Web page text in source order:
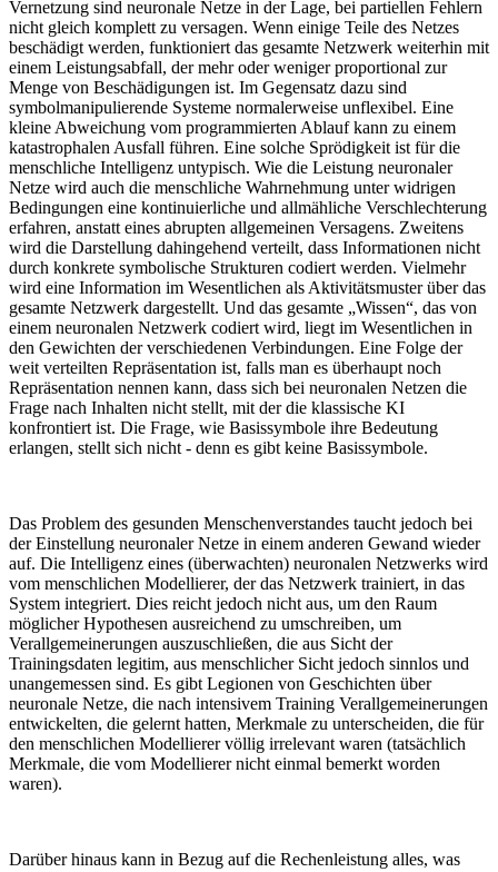
Vernetzung sind neuronale Netze in der Lage, bei partiellen Fehlern
nicht gleich komplett zu versagen. Wenn einige Teile des Netzes
beschädigt werden, funktioniert das gesamte Netzwerk weiterhin mit
einem Leistungsabfall, der mehr oder weniger proportional zur
Menge von Beschädigungen ist. Im Gegensatz dazu sind
symbolmanipulierende Systeme normalerweise unflexibel. Eine
kleine Abweichung vom programmierten Ablauf kann zu einem
katastrophalen Ausfall führen. Eine solche Sprödigkeit ist für die
menschliche Intelligenz untypisch. Wie die Leistung neuronaler
Netze wird auch die menschliche Wahrnehmung unter widrigen
Bedingungen eine kontinuierliche und allmähliche Verschlechterung
erfahren, anstatt eines abrupten allgemeinen Versagens. Zweitens
wird die Darstellung dahingehend verteilt, dass Informationen nicht
durch konkrete symbolische Strukturen codiert werden. Vielmehr
wird eine Information im Wesentlichen als Aktivitätsmuster über das
gesamte Netzwerk dargestellt. Und das gesamte „Wissen“, das von
einem neuronalen Netzwerk codiert wird, liegt im Wesentlichen in
den Gewichten der verschiedenen Verbindungen. Eine Folge der
weit verteilten Repräsentation ist, falls man es überhaupt noch
Repräsentation nennen kann, dass sich bei neuronalen Netzen die
Frage nach Inhalten nicht stellt, mit der die klassische KI
konfrontiert ist. Die Frage, wie Basissymbole ihre Bedeutung
erlangen, stellt sich nicht - denn es gibt keine Basissymbole.
Das Problem des gesunden Menschenverstandes taucht jedoch bei
der Einstellung neuronaler Netze in einem anderen Gewand wieder
auf. Die Intelligenz eines (überwachten) neuronalen Netzwerks wird
vom menschlichen Modellierer, der das Netzwerk trainiert, in das
System integriert. Dies reicht jedoch nicht aus, um den Raum
möglicher Hypothesen ausreichend zu umschreiben, um
Verallgemeinerungen auszuschließen, die aus Sicht der
Trainingsdaten legitim, aus menschlicher Sicht jedoch sinnlos und
unangemessen sind. Es gibt Legionen von Geschichten über
neuronale Netze, die nach intensivem Training Verallgemeinerungen
entwickelten, die gelernt hatten, Merkmale zu unterscheiden, die für
den menschlichen Modellierer völlig irrelevant waren (tatsächlich
Merkmale, die vom Modellierer nicht einmal bemerkt worden
waren).
Darüber hinaus kann in Bezug auf die Rechenleistung alles, was